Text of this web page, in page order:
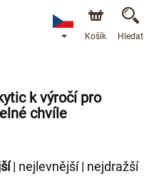
Košík Hledat
k výročí pro
chvíle
| nejlevnější| nejdražší